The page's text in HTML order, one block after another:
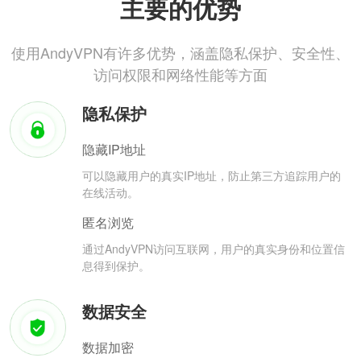
主要的优势
使用AndyVPN有许多优势，涵盖隐私保护、安全性、
访问权限和网络性能等方面
隐私保护
隐藏IP地址
可以隐藏用户的真实IP地址，防止第三方追踪用户的
在线活动。
匿名浏览
通过AndyVPN访问互联网，用户的真实身份和位置信
息得到保护。
数据安全
数据加密